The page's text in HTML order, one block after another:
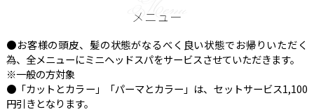
メニュー
●お客様の頭皮、髪の状態がなるべく良い状態でお帰りいただく
為、全メニューにミニヘッドスパをサービスさせていただきます。
※一般の方対象
●「カットとカラー」「パーマとカラー」は、セットサービス1,100
円引きとなります。